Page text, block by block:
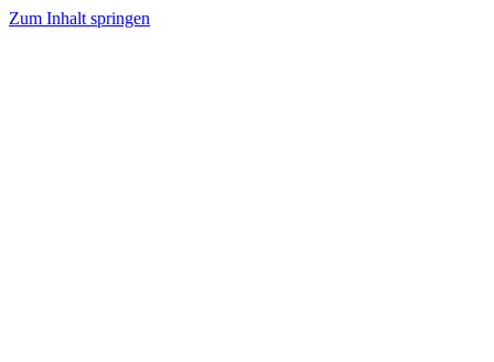
Zum Inhalt springen